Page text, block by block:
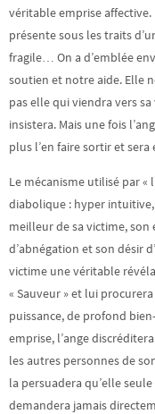
véritable emprise
présente sous les traits
fragile… On a d’emblée
soutien et notre aide. Elle
pas elle qui viendra vers
insistera. Mais une fois
plus l’en faire sortir et
Le mécanisme utilisé par «
diabolique : hyper
meilleur de sa victime, son
d’abnégation et son désir
victime une véritable
« Sauveur » et lui
puissance, de profond
emprise, l’ange
les autres personnes de
la persuadera qu’elle
demandera jamais